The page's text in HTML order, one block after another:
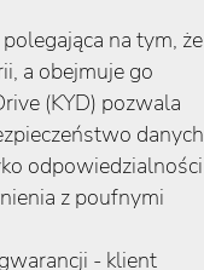
na tym, że
a obejmuje go
(KYD) pozwala
danych
odpowiedzialności
z poufnymi
- klient